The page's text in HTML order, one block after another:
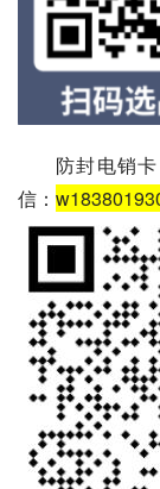
防封电销
信：